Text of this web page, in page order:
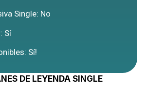
Single: No
Sí
Sí!
DE LEYENDA SINGLE